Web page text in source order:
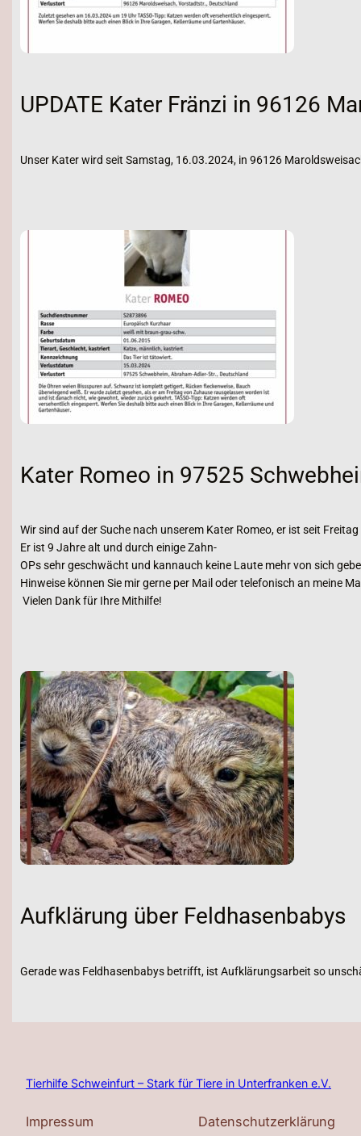
UPDATE Kater Fränzi in 96126
Unser Kater wird seit Samstag, 16.03.2024, in 96126
Kater Romeo in 97525
Wir sind auf der Suche nach unserem Kater Romeo, er ist seit
Er ist 9 Jahre alt und durch einige Zahn-
OPs sehr geschwächt und kannauch keine Laute mehr von sich
Hinweise können Sie mir gerne per Mail oder telefonisch an meine
Vielen Dank für Ihre Mithilfe!
Aufklärung über Feldhasenbabys
Gerade was Feldhasenbabys betrifft, ist Aufklärungsarbeit so
Tierhilfe Schweinfurt – Stark für Tiere in Unterfranken e.V.
Impressum Datenschutzerklärung